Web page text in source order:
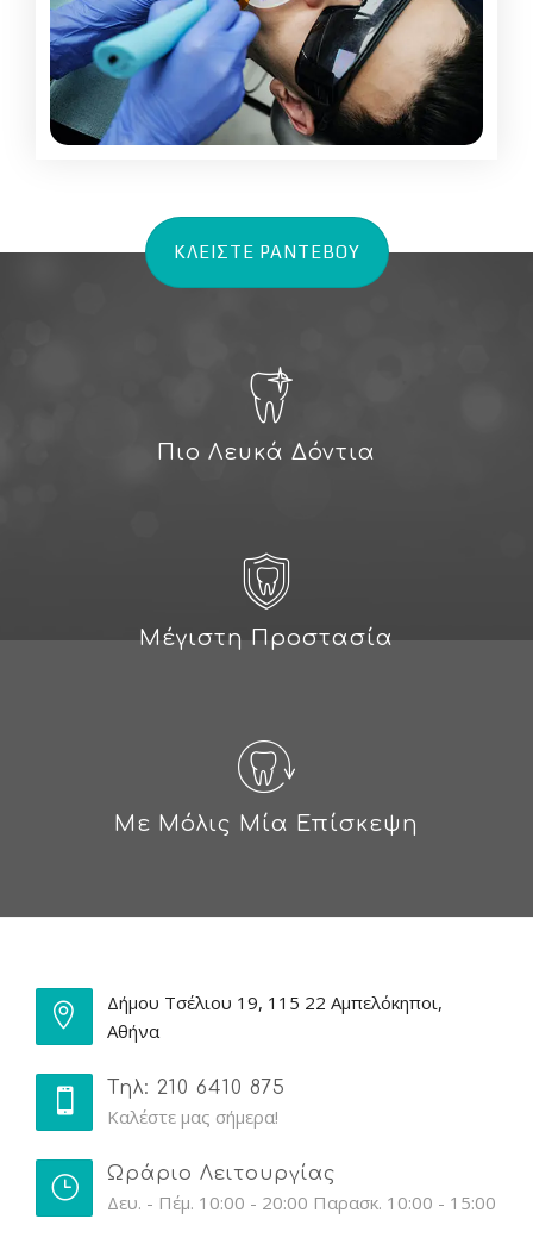
ΚΛΕΙΣΤΕ ΡΑΝΤΕΒΟΥ
Πιο Λευκά Δόντια
Μέγιστη Προστασία
Με Μόλις Μία Επίσκεψη
Δήμου Τσέλιου 19, 115 22 Αμπελόκηποι,
Αθήνα
Τηλ: 210 6410 875
Καλέστε μας σήμερα!
Ωράριο Λειτουργίας
Δευ. - Πέμ. 10:00 - 20:00 Παρασκ. 10:00 - 15:00